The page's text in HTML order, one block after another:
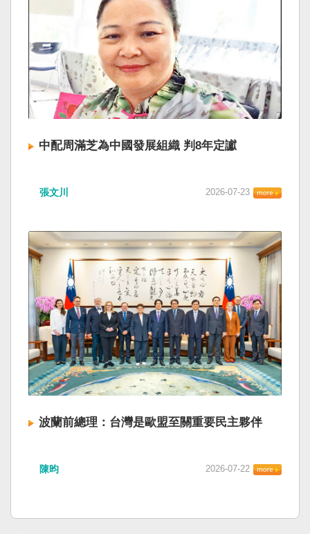
中配周滿芝為中國發展組織 判8年定讞
張文川 2026-07-23
波蘭前總理：台灣是歐盟至關重要民主夥伴
陳昀 2026-07-22